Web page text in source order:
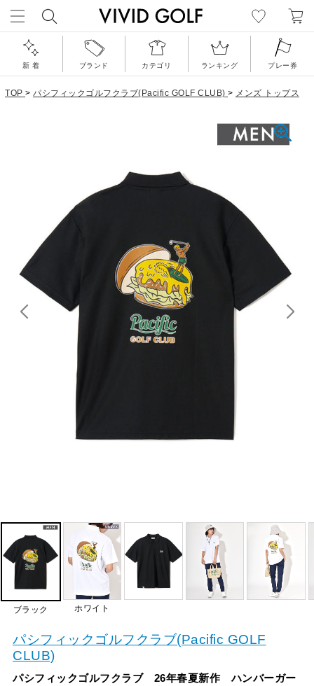
新 着 ブランド カテゴリ ランキング プレー券
TOP > パシフィックゴルフクラブ(Pacific GOLF CLUB) > メンズ トップス
ブラック ホワイト
パシフィックゴルフクラブ(Pacific GOLF
CLUB)
パシフィックゴルフクラブ 26年春夏新作 ハンバーガー